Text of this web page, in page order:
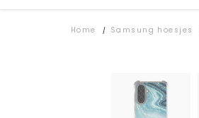
Home / Samsung hoesjes